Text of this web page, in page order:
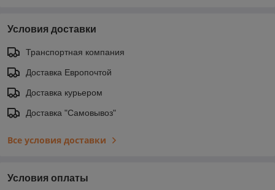
Условия доставки
Транспортная компания
Доставка Европочтой
Доставка курьером
Доставка "Самовывоз"
Все условия доставки
Условия оплаты